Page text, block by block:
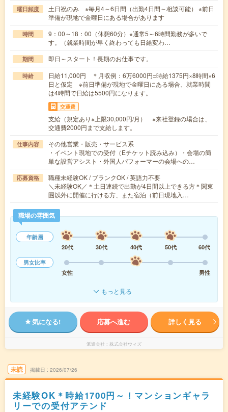
曜日頻度
土日祝のみ ※毎月4～6日間（出勤4日間～相談可能） ※前日
準備が現地で金曜日にある場合があります
時間
9：00～18：00（休憩60分）※通常5～6時間勤務が多いで
す。（就業時間が早く終わっても日給変わ…
期間 即日～スタート！長期のお仕事です。
時給
日給11,000円 ＊月収例：6万6000円=時給1375円×8時間×6
日と仮定 ※前日準備が現地で金曜日にある場合、就業時間
は4時間で日給は5500円になります。
交通費
支給（規定あり※上限30,000円/月） ※来社登録の場合は、
交通費2000円まで支給します。
仕事内容
その他営業・販売・サービス系
・イベント現地での受付（Eチケット読み込み）・会場の簡
単な設営アシスト・外国人パフォーマーの会場への…
応募資格
職種未経験OK / ブランクOK / 英語力不要
＼未経験OK／＊土日連続で出勤が4日間以上できる方＊関東
圏以外に開催に行ける方、また宿泊（前日現地入…
職場の雰囲気
年齢層
20代
30代 40代 50代
60代
男女比率
女性
男性
もっと見る
気になる! 応募へ進む 詳しく見る
派遣会社 株式会社ウィズ
未読 掲載日 2026/07/26
未経験OK＊時給1700円～！マンションギャラ
リーでの受付アテンド